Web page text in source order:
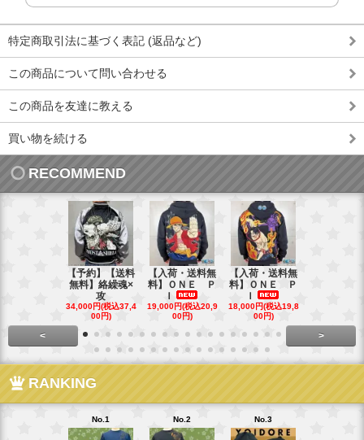
特定商取引法に基づく表記 (返品など)
この商品について問い合わせる
この商品を友達に教える
買い物を続ける
RECOMMEND
【予約】【送料
無料】絡繰魂×
攻
34,000円(税込37,4
00円)
【入荷・送料無
料】ＯＮＥ Ｐ
Ｉ
19,000円(税込20,9
00円)
【入荷・送料無
料】ＯＮＥ Ｐ
Ｉ
18,000円(税込19,8
00円)
< >
RANKING
No.1 No.2 No.3